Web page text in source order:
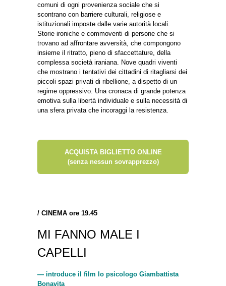
comuni di ogni provenienza sociale che si
scontrano con barriere culturali, religiose e
istituzionali imposte dalle varie autorità locali.
Storie ironiche e commoventi di persone che si
trovano ad affrontare avversità, che compongono
insieme il ritratto, pieno di sfaccettature, della
complessa società iraniana. Nove quadri viventi
che mostrano i tentativi dei cittadini di ritagliarsi dei
piccoli spazi privati di ribellione, a dispetto di un
regime oppressivo. Una cronaca di grande potenza
emotiva sulla libertà individuale e sulla necessità di
una sfera privata che incoraggi la resistenza.
ACQUISTA BIGLIETTO ONLINE
(senza nessun sovrapprezzo)
/ CINEMA ore 19.45
MI FANNO MALE I
CAPELLI
— introduce il film lo psicologo Giambattista
Bonavita